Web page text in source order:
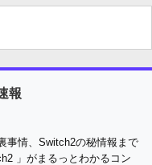
報
事情、Switch2の秘情報まで
」がまるっとわかるコン